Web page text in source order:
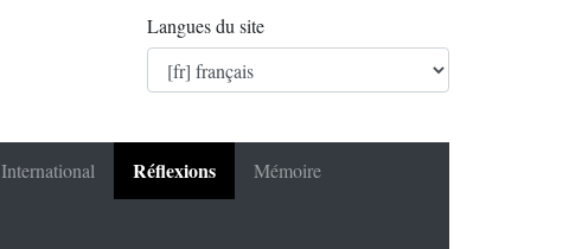
Langues du site
International Réflexions Mémoire